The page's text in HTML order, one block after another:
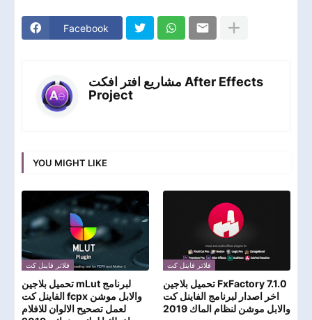
Facebook
مشاريع افتر افكت After Effects
Project
YOU MIGHT LIKE
فلاتر فاينل كت
تحميل بلاجين mLut لبرنامج
الفاينل كت fcpx والابل موشن
لعمل تصحيح الالوان للافلام
فلاتر فاينل كت
تحميل بلاجين FxFactory 7.1.0
اخر اصدار لبرنامج الفاينل كت
والابل موشن لنظام الماك 2019